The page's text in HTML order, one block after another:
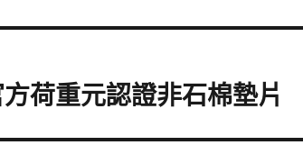
荷重元認證非石棉墊片